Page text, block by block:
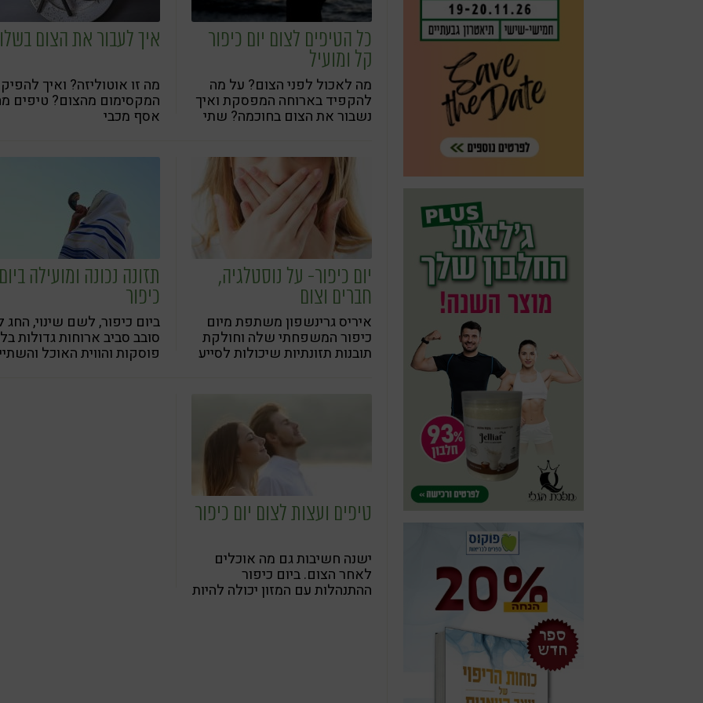
כל הטיפים לצום יום כיפור
קל ומועיל
מה לאכול לפני הצום? על מה
להקפיד בארוחה המפסקת ואיך
נשבור את הצום בחוכמה? שתי
איך לעבור את הצום
מה זו אוטוליזה? ואיך
המקסימום מהצום? טיפים
אסף מכבי
יום כיפור- על נוסטלגיה,
חברים וצום
איריס גרינשפון משתפת מיום
כיפור המשפחתי שלה וחולקת
תובנות תזונתיות שיכולות לסייע
תזונה נכונה ומועילה ביום
כיפור
ביום כיפור, לשם שינוי, החג
סובב סביב ארוחות גדולות
פוסקות והווית האוכל
טיפים ועצות לצום יום כיפור
ישנה חשיבות גם מה אוכלים
לאחר הצום. ביום כיפור
ההתנהלות עם המזון יכולה להיות